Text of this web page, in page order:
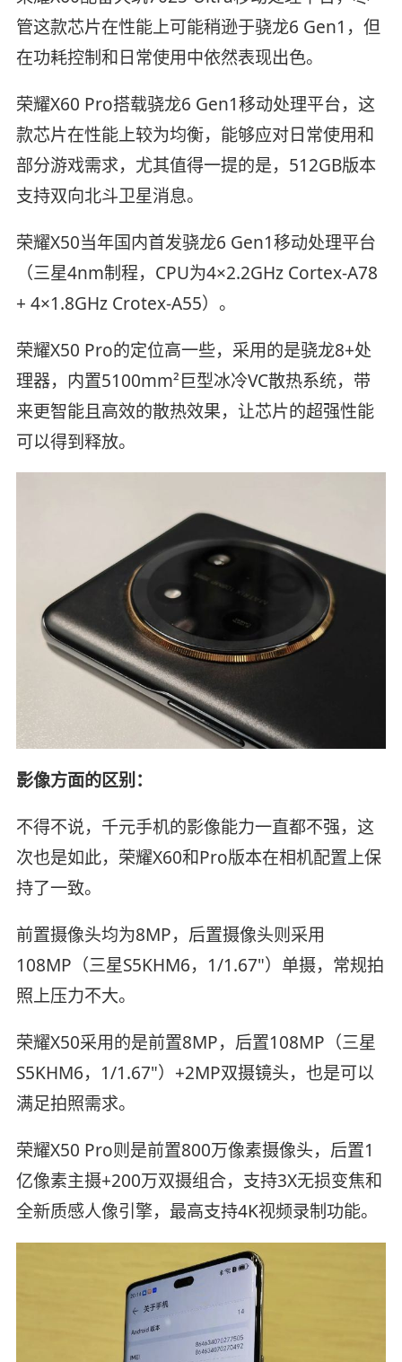
管这款芯片在性能上可能稍逊于骁龙6 Gen1，但
在功耗控制和日常使用中依然表现出色。
荣耀X60 Pro搭载骁龙6 Gen1移动处理平台，这
款芯片在性能上较为均衡，能够应对日常使用和
部分游戏需求，尤其值得一提的是，512GB版本
支持双向北斗卫星消息。
荣耀X50当年国内首发骁龙6 Gen1移动处理平台
（三星4nm制程，CPU为4×2.2GHz Cortex-A78
+ 4×1.8GHz Crotex-A55）。
荣耀X50 Pro的定位高一些，采用的是骁龙8+处
理器，内置5100mm²巨型冰冷VC散热系统，带
来更智能且高效的散热效果，让芯片的超强性能
可以得到释放。
影像方面的区别：
不得不说，千元手机的影像能力一直都不强，这
次也是如此，荣耀X60和Pro版本在相机配置上保
持了一致。
前置摄像头均为8MP，后置摄像头则采用
108MP（三星S5KHM6，1/1.67"）单摄，常规拍
照上压力不大。
荣耀X50采用的是前置8MP，后置108MP（三星
S5KHM6，1/1.67"）+2MP双摄镜头，也是可以
满足拍照需求。
荣耀X50 Pro则是前置800万像素摄像头，后置1
亿像素主摄+200万双摄组合，支持3X无损变焦和
全新质感人像引擎，最高支持4K视频录制功能。